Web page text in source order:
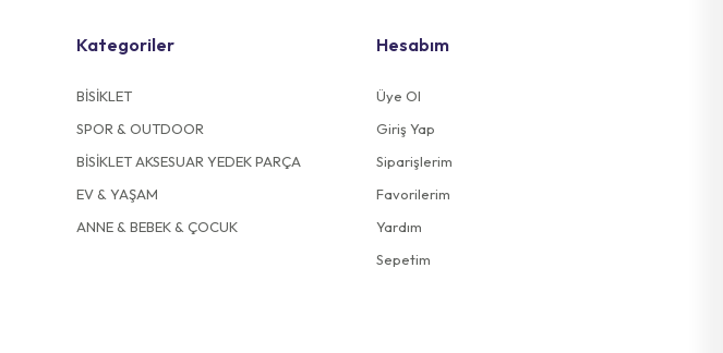
Kategoriler
BİSİKLET
SPOR & OUTDOOR
BİSİKLET AKSESUAR YEDEK PARÇA
EV & YAŞAM
ANNE & BEBEK & ÇOCUK
Hesabım
Üye Ol
Giriş Yap
Siparişlerim
Favorilerim
Yardım
Sepetim